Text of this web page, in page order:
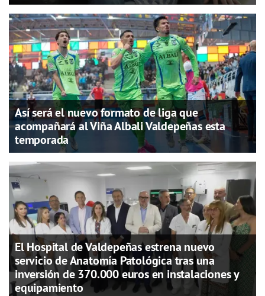
Así será el nuevo formato de liga que
acompañará al Viña Albali Valdepeñas esta
temporada
El Hospital de Valdepeñas estrena nuevo
servicio de Anatomía Patológica tras una
inversión de 370.000 euros en instalaciones y
equipamiento